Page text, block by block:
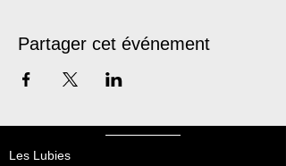
Partager cet événement
Les Lubies